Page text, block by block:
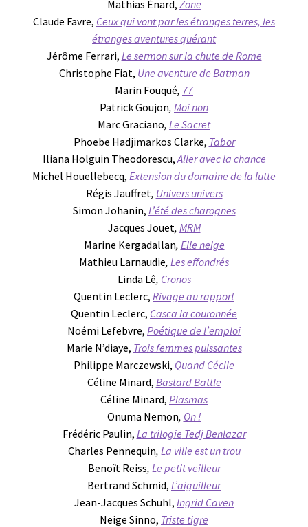
Mathias Énard, Zone
Claude Favre, Ceux qui vont par les étranges terres, les
étranges aventures quérant
Jérôme Ferrari, Le sermon sur la chute de Rome
Christophe Fiat, Une aventure de Batman
Marin Fouqué, 77
Patrick Goujon, Moi non
Marc Graciano, Le Sacret
Phoebe Hadjimarkos Clarke, Tabor
Iliana Holguin Theodorescu, Aller avec la chance
Michel Houellebecq, Extension du domaine de la lutte
Régis Jauffret, Univers univers
Simon Johanin, L’été des charognes
Jacques Jouet, MRM
Marine Kergadallan, Elle neige
Mathieu Larnaudie, Les effondrés
Linda Lê, Cronos
Quentin Leclerc, Rivage au rapport
Quentin Leclerc, Casca la couronnée
Noémi Lefebvre, Poétique de l’emploi
Marie N’diaye, Trois femmes puissantes
Philippe Marczewski, Quand Cécile
Céline Minard, Bastard Battle
Céline Minard, Plasmas
Onuma Nemon, On !
Frédéric Paulin, La trilogie Tedj Benlazar
Charles Pennequin, La ville est un trou
Benoît Reiss, Le petit veilleur
Bertrand Schmid, L’aiguilleur
Jean-Jacques Schuhl, Ingrid Caven
Neige Sinno, Triste tigre